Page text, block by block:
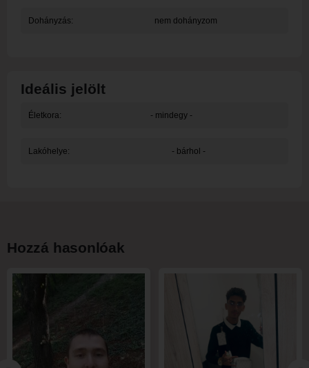
Dohányzás: nem dohányzom
Ideális jelölt
Életkora: - mindegy -
Lakóhelye: - bárhol -
Hozzá hasonlóak